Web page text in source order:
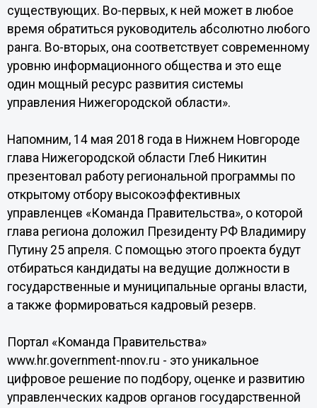
существующих. Во-первых, к ней может в любое
время обратиться руководитель абсолютно любого
ранга. Во-вторых, она соответствует современному
уровню информационного общества и это еще
один мощный ресурс развития системы
управления Нижегородской области».
Напомним, 14 мая 2018 года в Нижнем Новгороде
глава Нижегородской области Глеб Никитин
презентовал работу региональной программы по
открытому отбору высокоэффективных
управленцев «Команда Правительства», о которой
глава региона доложил Президенту РФ Владимиру
Путину 25 апреля. С помощью этого проекта будут
отбираться кандидаты на ведущие должности в
государственные и муниципальные органы власти,
а также формироваться кадровый резерв.
Портал «Команда Правительства»
www.hr.government-nnov.ru - это уникальное
цифровое решение по подбору, оценке и развитию
управленческих кадров органов государственной